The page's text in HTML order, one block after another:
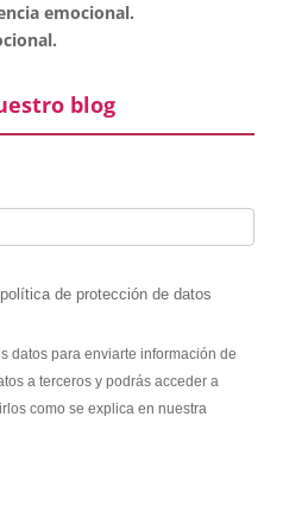
emocional.
blog
política de protección de datos
datos para enviarte información de
a terceros y podrás acceder a
como se explica en nuestra